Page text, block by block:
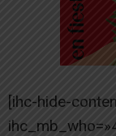
[ihc-hide-